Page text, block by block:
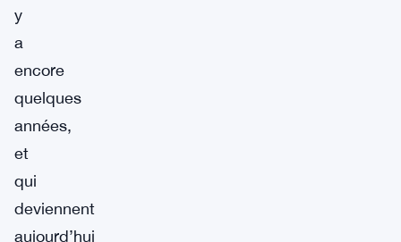
y
a
encore
quelques
années,
et
qui
deviennent
aujourd’hui